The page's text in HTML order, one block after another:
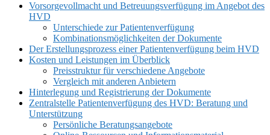
Vorsorgevollmacht und Betreuungsverfügung im Angebot des
HVD
Unterschiede zur Patientenverfügung
Kombinationsmöglichkeiten der Dokumente
Der Erstellungsprozess einer Patientenverfügung beim HVD
Kosten und Leistungen im Überblick
Preisstruktur für verschiedene Angebote
Vergleich mit anderen Anbietern
Hinterlegung und Registrierung der Dokumente
Zentralstelle Patientenverfügung des HVD: Beratung und
Unterstützung
Persönliche Beratungsangebote